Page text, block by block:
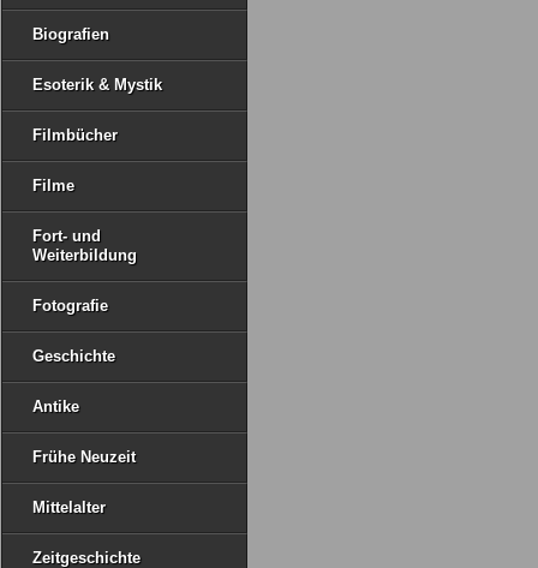
Biografien
Esoterik & Mystik
Filmbücher
Filme
Fort- und
Weiterbildung
Fotografie
Geschichte
Antike
Frühe Neuzeit
Mittelalter
Zeitgeschichte